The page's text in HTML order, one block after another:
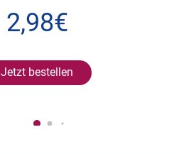
2,98€
Jetzt bestellen